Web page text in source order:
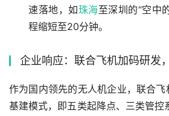
速落地，如珠海至深圳的“空中
程缩短至20分钟。
企业响应：联合飞机加码研发
作为国内领先的无人机企业，联合飞
基建模式，即五类起降点、三类管控